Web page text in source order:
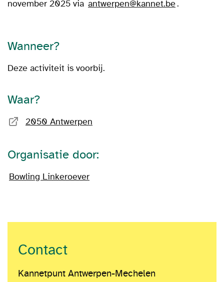
november 2025 via antwerpen@kannet.be.
Wanneer?
Deze activiteit is voorbij.
Waar?
2050 Antwerpen
Organisatie door:
Bowling Linkeroever
Contact
Kannetpunt Antwerpen-Mechelen